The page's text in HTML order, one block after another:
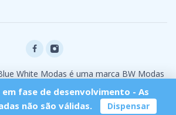
White Modas é uma marca BW Modas
fase de desenvolvimento - As
não são válidas.
Dispensar